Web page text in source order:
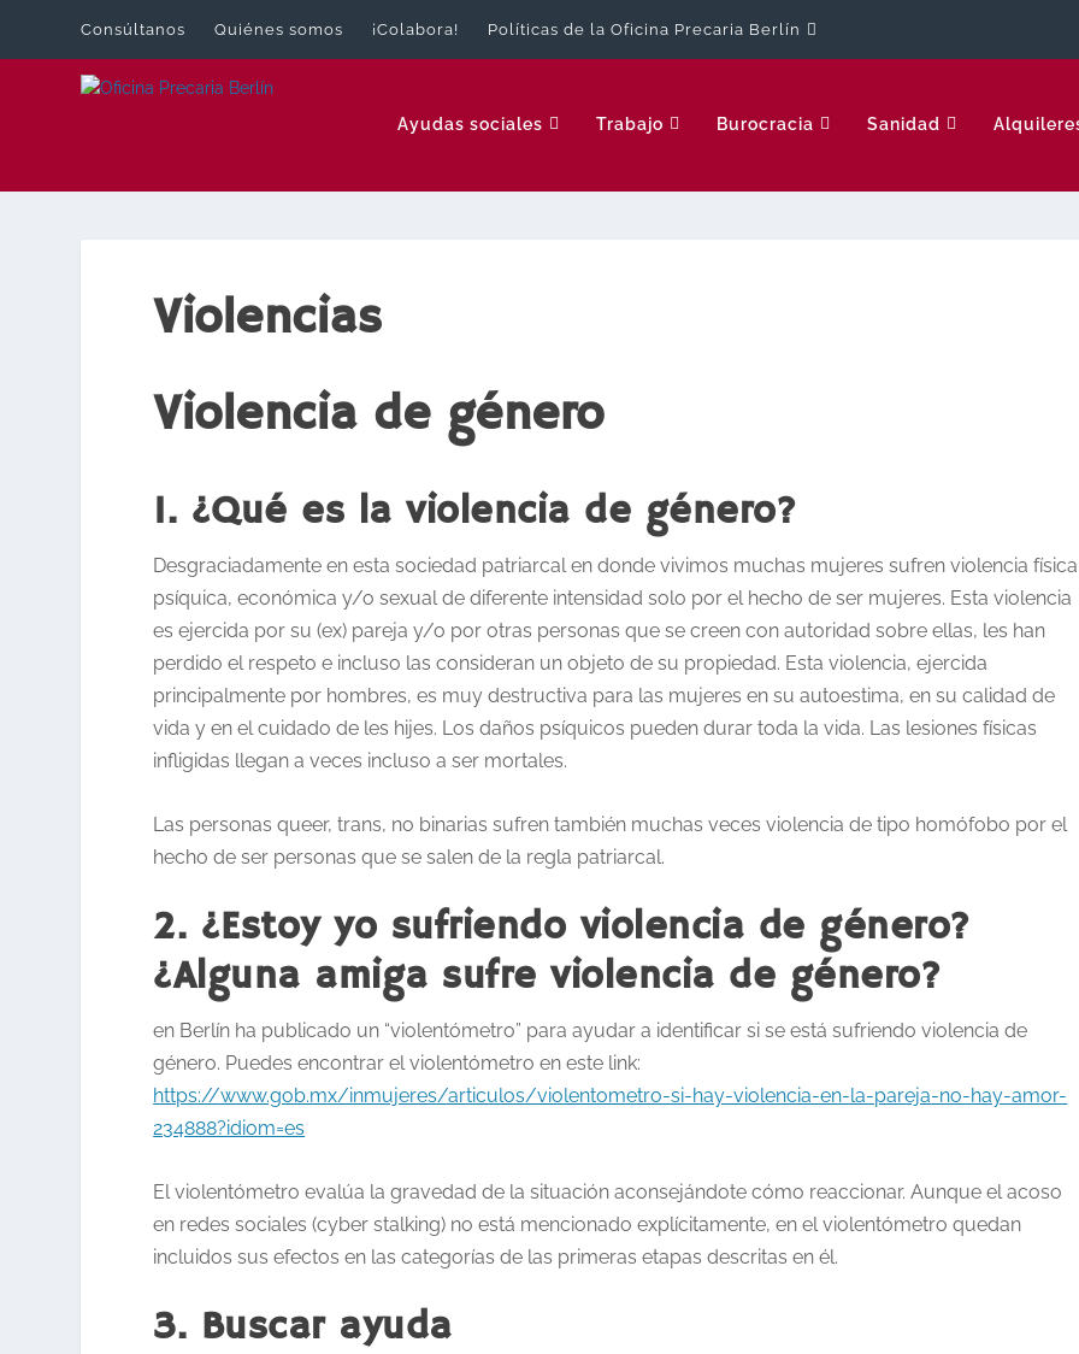
Consúltanos Quiénes somos ¡Colabora! Políticas de la Oficina Precaria Berlín
Ayudas sociales Trabajo Burocracia Sanidad
Violencias
Violencia de género
1. ¿Qué es la violencia de género?
Desgraciadamente en esta sociedad patriarcal en donde vivimos muchas mujeres sufren violencia
psíquica, económica y/o sexual de diferente intensidad solo por el hecho de ser mujeres. Esta violencia
es ejercida por su (ex) pareja y/o por otras personas que se creen con autoridad sobre ellas, les han
perdido el respeto e incluso las consideran un objeto de su propiedad. Esta violencia, ejercida
principalmente por hombres, es muy destructiva para las mujeres en su autoestima, en su calidad de
vida y en el cuidado de les hijes. Los daños psíquicos pueden durar toda la vida. Las lesiones físicas
infligidas llegan a veces incluso a ser mortales.
Las personas queer, trans, no binarias sufren también muchas veces violencia de tipo homófobo por el
hecho de ser personas que se salen de la regla patriarcal.
2. ¿Estoy yo sufriendo violencia de género?
¿Alguna amiga sufre violencia de género?
en Berlín ha publicado un “violentómetro” para ayudar a identificar si se está sufriendo violencia de
género. Puedes encontrar el violentómetro en este link:
https://www.gob.mx/inmujeres/articulos/violentometro-si-hay-violencia-en-la-pareja-no-hay-amor-
234888?idiom=es
El violentómetro evalúa la gravedad de la situación aconsejándote cómo reaccionar. Aunque el acoso
en redes sociales (cyber stalking) no está mencionado explícitamente, en el violentómetro quedan
incluidos sus efectos en las categorías de las primeras etapas descritas en él.
3. Buscar ayuda